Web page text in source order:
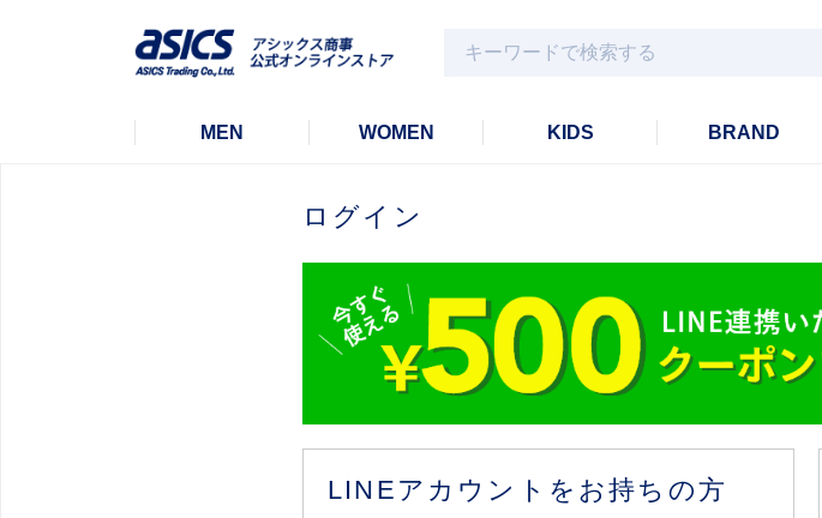
MEN WOMEN KIDS BRAND
ログイン
LINEアカウントをお持ちの方